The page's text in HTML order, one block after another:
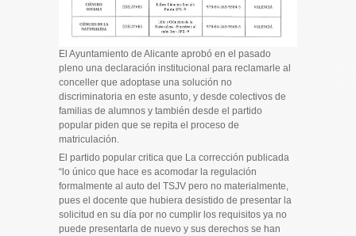
El Ayuntamiento de Alicante aprobó en el pasado
pleno una declaración institucional para reclamarle al
conceller que adoptase una solución no
discriminatoria en este asunto, y desde colectivos de
familias de alumnos y también desde el partido
popular piden que se repita el proceso de
matriculación.
El partido popular critica que La corrección publicada
“lo único que hace es acomodar la regulación
formalmente al auto del TSJV pero no materialmente,
pues el docente que hubiera desistido de presentar la
solicitud en su día por no cumplir los requisitos ya no
puede presentarla de nuevo y sus derechos se han